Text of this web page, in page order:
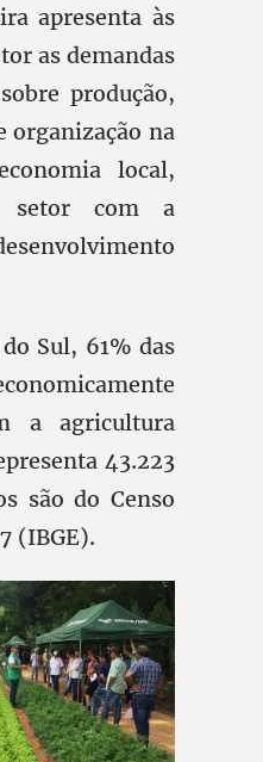
apresenta às
as demandas
produção,
organização na
local,
setor com a
Sul, 61% das
a agricultura
43.223
são do Censo
(IBGE).